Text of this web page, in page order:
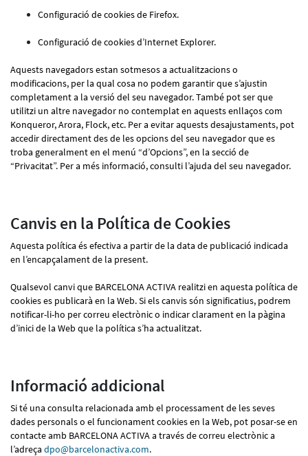
Configuració de cookies de Firefox.
Configuració de cookies d’Internet Explorer.
Aquests navegadors estan sotmesos a actualitzacions o
modificacions, per la qual cosa no podem garantir que s’ajustin
completament a la versió del seu navegador. També pot ser que
utilitzi un altre navegador no contemplat en aquests enllaços com
Konqueror, Arora, Flock, etc. Per a evitar aquests desajustaments, pot
accedir directament des de les opcions del seu navegador que es
troba generalment en el menú “d’Opcions”, en la secció de
“Privacitat”. Per a més informació, consulti l’ajuda del seu navegador.
Canvis en la Política de Cookies
Aquesta política és efectiva a partir de la data de publicació indicada
en l’encapçalament de la present.
Qualsevol canvi que BARCELONA ACTIVA realitzi en aquesta política de
cookies es publicarà en la Web. Si els canvis són significatius, podrem
notificar-li-ho per correu electrònic o indicar clarament en la pàgina
d’inici de la Web que la política s’ha actualitzat.
Informació addicional
Si té una consulta relacionada amb el processament de les seves
dades personals o el funcionament cookies en la Web, pot posar-se en
contacte amb BARCELONA ACTIVA a través de correu electrònic a
l’adreça dpo@barcelonactiva.com.